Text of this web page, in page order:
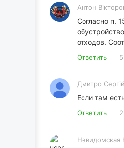
Антон
Согласно п.
отходов.
Ответить 5
Дмитро
Если там
Ответить 2
Невидомская